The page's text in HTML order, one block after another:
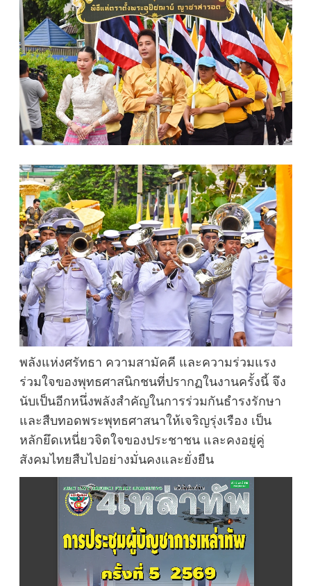
พลังแห่งศรัทธา ความสามัคคี และความร่วมแรง
ร่วมใจของพุทธศาสนิกชนที่ปรากฏในงานครั้งนี้ จึง
นับเป็นอีกหนึ่งพลังสำคัญในการร่วมกันธำรงรักษา
และสืบทอดพระพุทธศาสนาให้เจริญรุ่งเรือง เป็น
หลักยึดเหนี่ยวจิตใจของประชาชน และคงอยู่คู่
สังคมไทยสืบไปอย่างมั่นคงและยั่งยืน